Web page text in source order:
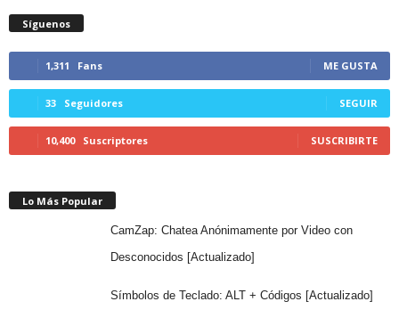
Síguenos
1,311 Fans ME GUSTA
33 Seguidores SEGUIR
10,400 Suscriptores SUSCRIBIRTE
Lo Más Popular
CamZap: Chatea Anónimamente por Video con
Desconocidos [Actualizado]
Símbolos de Teclado: ALT + Códigos [Actualizado]